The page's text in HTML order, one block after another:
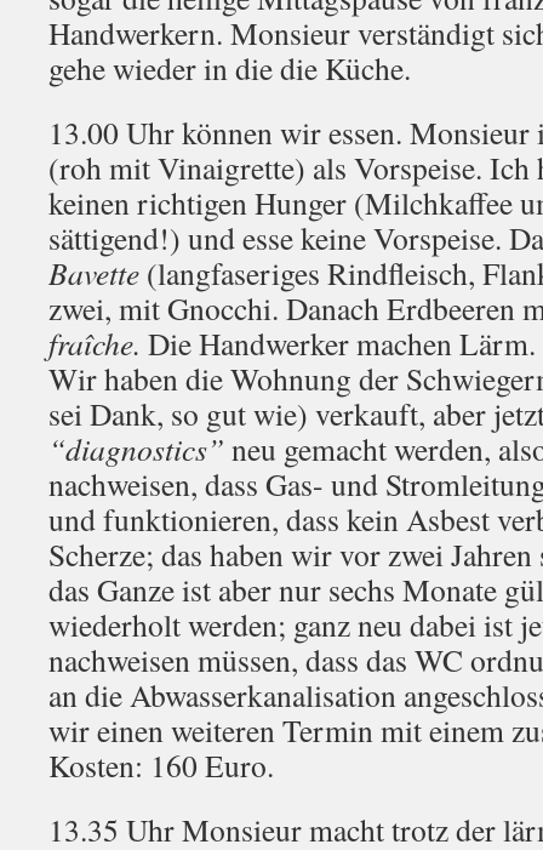
Handwerkern. Monsieur verständigt
gehe wieder in die die Küche.
13.00 Uhr können wir essen.
(roh mit Vinaigrette) als Vorspeise. Ich
keinen richtigen Hunger (Milchkaffee
sättigend!) und esse keine Vorspeise.
Bavette (langfaseriges Rindfleisch,
zwei, mit Gnocchi. Danach Erdbeeren
fraîche. Die Handwerker machen
Wir haben die Wohnung der
sei Dank, so gut wie) verkauft, aber
“diagnostics” neu gemacht werden,
nachweisen, dass Gas- und
und funktionieren, dass kein Asbest
Scherze; das haben wir vor zwei
das Ganze ist aber nur sechs Monate
wiederholt werden; ganz neu dabei ist
nachweisen müssen, dass das WC
an die Abwasserkanalisation
wir einen weiteren Termin mit einem
Kosten: 160 Euro.
13.35 Uhr Monsieur macht trotz der